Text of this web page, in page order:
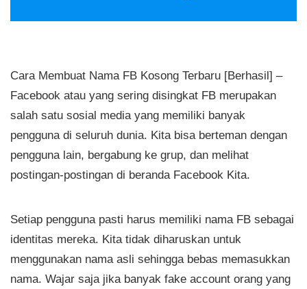
Cara Membuat Nama FB Kosong Terbaru [Berhasil] –
Facebook atau yang sering disingkat FB merupakan
salah satu sosial media yang memiliki banyak
pengguna di seluruh dunia. Kita bisa berteman dengan
pengguna lain, bergabung ke grup, dan melihat
postingan-postingan di beranda Facebook Kita.
Setiap pengguna pasti harus memiliki nama FB sebagai
identitas mereka. Kita tidak diharuskan untuk
menggunakan nama asli sehingga bebas memasukkan
nama. Wajar saja jika banyak fake account orang yang